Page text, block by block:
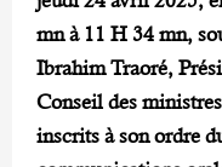
mn à 11 H 34 mn,
Ibrahim Traoré,
Conseil des
inscrits à son ordre